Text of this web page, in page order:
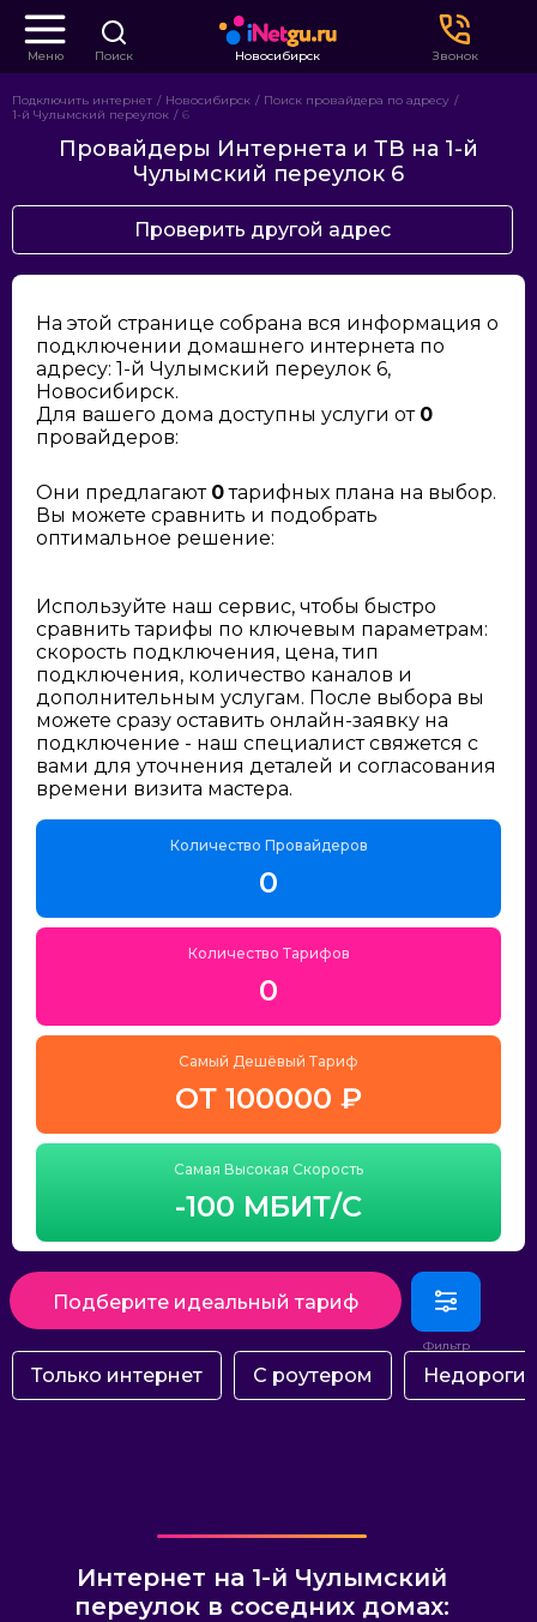
Меню Поиск Новосибирск Звонок
Подключить интернет Новосибирск
Поиск провайдера по адресу
1-й Чулымский переулок
6
Провайдеры Интернета и ТВ на 1-й
Чулымский переулок 6
Проверить другой адрес
На этой странице собрана вся информация о
подключении домашнего интернета по
адресу: 1-й Чулымский переулок 6,
Новосибирск.
Для вашего дома доступны услуги от 0
провайдеров:
Они предлагают 0тарифных плана на выбор.
Вы можете сравнить и подобрать
оптимальное решение:
Используйте наш сервис, чтобы быстро
сравнить тарифы по ключевым параметрам:
скорость подключения, цена, тип
подключения, количество каналов и
дополнительным услугам. После выбора вы
можете сразу оставить онлайн-заявку на
подключение - наш специалист свяжется с
вами для уточнения деталей и согласования
времени визита мастера.
Количество Провайдеров
0
Количество Тарифов
0
Самый Дешёвый Тариф
ОТ 100000 ₽
Самая Высокая Скорость
-100 МБИТ/С
Подберите идеальный тариф
Только интернет С роутером Недорогие
Интернет на 1-й Чулымский
переулок в соседних домах: